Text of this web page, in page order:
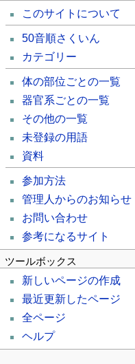
このサイトについて
50音順さくいん
カテゴリー
体の部位ごとの一覧
器官系ごとの一覧
その他の一覧
未登録の用語
資料
参加方法
管理人からのお知らせ
お問い合わせ
参考になるサイト
ツールボックス
新しいページの作成
最近更新したページ
全ページ
ヘルプ